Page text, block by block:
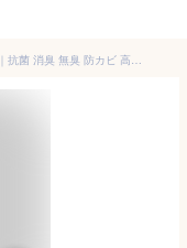
【花柄】抗菌マスクケース Wポケット 日本製｜抗菌 消臭 無臭 防カビ 高機能 SIAA マスク マスクケース 冷感タオル タオル 通帳ケース 旅行 お泊まり 薬 収納 ポーチ 保管 保存 持ち歩き ダブルポケット 使い分け マチなし 北欧 オシャレ フラワー いやあらっくす